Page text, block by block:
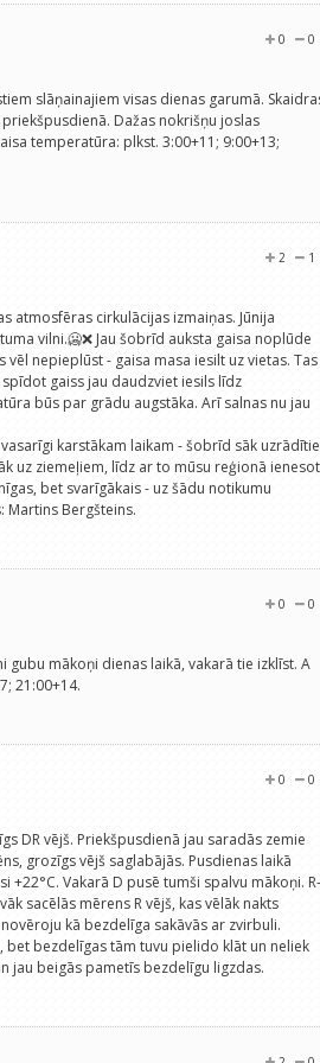
0
0
slāņainajiem visas dienas garumā.
Dažas nokrišņu joslas
temperatūra: plkst. 3:00+11; 9:00+13;
1
2
atmosfēras cirkulācijas izmaiņas. Jūnija
vilni.🥶❌ Jau šobrīd auksta gaisa noplūde
nepieplūst - gaisa masa iesilt uz vietas. Tas
gaiss jau daudzviet iesils līdz
būs par grādu augstāka. Arī salnas nu jau
karstākam laikam - šobrīd sāk
uz ziemeļiem, līdz ar to mūsu reģionā ienesot
bet svarīgākais - uz šādu notikumu
Martins Bergšteins.
0
0
gubu mākoņi dienas laikā, vakarā tie izklīst. A
21:00+14.
0
0
DR vējš. Priekšpusdienā jau saradās zemie
grozīgs vējš saglabājās. Pusdienas laikā
+22°C. Vakarā D pusē tumši spalvu mākoņi. R-
sacēlās mērens R vējš, kas vēlāk nakts
kā bezdelīga sakāvās ar zvirbuli.
bezdelīgas tām tuvu pielido klāt un neliek
jau beigās pametīs bezdelīgu ligzdas.